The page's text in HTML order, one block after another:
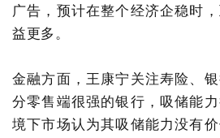
广告，预计在整个经济企稳时
益更多。
金融方面，王康宁关注寿险、
分零售端很强的银行，吸储能
境下市场认为其吸储能力没有